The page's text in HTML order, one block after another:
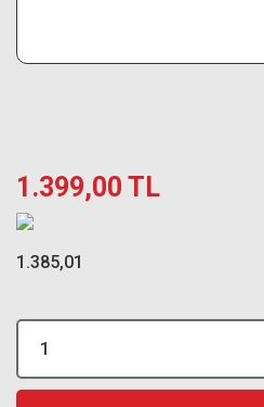
1.399,00 TL
1.385,01